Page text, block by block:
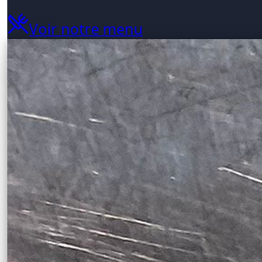
Voir notre menu